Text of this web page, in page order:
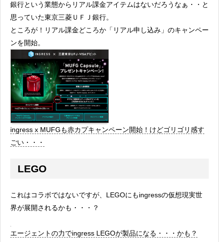
銀行という業態からリアル課金アイテムはないだろうなぁ・・と
思っていた東京三菱ＵＦＪ銀行。
ところが！リアル課金どころか「リアル申し込み」のキャンペー
ンを開始。
ingress x MUFGも赤カプキャンペーン開始！けどゴリゴリ感す
ごい・・・
LEGO
これはコラボではないですが、LEGOにもingressの仮想現実世
界が展開されるかも・・・？
エージェントの力でingress LEGOが製品になる・・・かも？